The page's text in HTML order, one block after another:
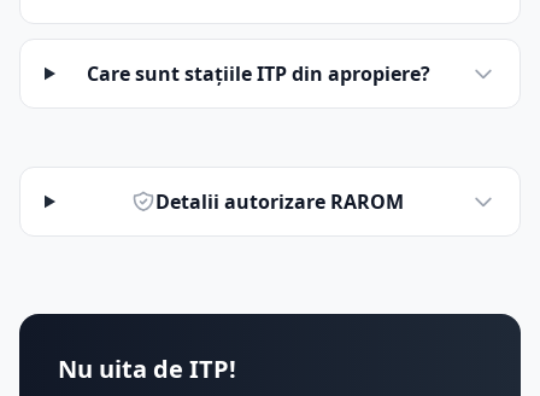
Care sunt stațiile ITP din apropiere?
Detalii autorizare RAROM
Nu uita de ITP!